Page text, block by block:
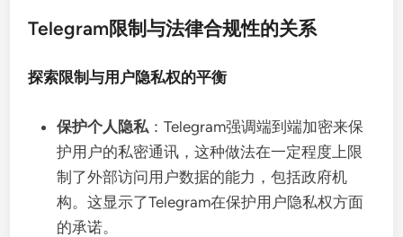
Telegram限制与法律合规性的关系
探索限制与用户隐私权的平衡
保护个人隐私 ：Telegram强调端到端加密来保
护用户的私密通讯，这种做法在一定程度上限
制了外部访问用户数据的能力，包括政府机
构。这显示了Telegram在保护用户隐私权方面
的承诺。